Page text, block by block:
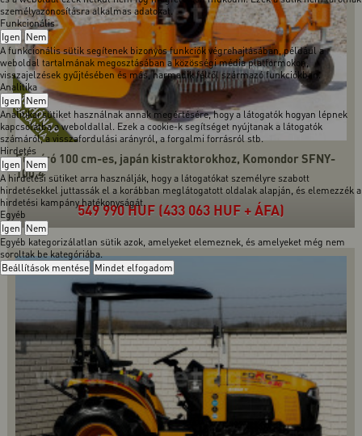
személyazonosításra alkalmas adatokat.
Funkcionális
Igen Nem
A funkcionális sütik segítenek bizonyos funkciók végrehajtásában, például a
weboldal tartalmának megosztásában a közösségi média platformokon,
visszajelzések gyűjtésében és más, harmadik féltől származó funkciókban.
Analitika
Igen Nem
Analitikai sütiket használnak annak megértésére, hogy a látogatók hogyan lépnek
kapcsolatba a weboldallal. Ezek a cookie-k segítséget nyújtanak a látogatók
számáról, a visszafordulási arányról, a forgalmi forrásról stb.
Hirdetés
Igen Nem
A hirdetési sütiket arra használják, hogy a látogatókat személyre szabott
hirdetésekkel juttassák el a korábban meglátogatott oldalak alapján, és elemezzék a
hirdetési kampány hatékonyságát.
Egyéb
Igen Nem
Egyéb kategorizálatlan sütik azok, amelyeket elemeznek, és amelyeket még nem
soroltak be kategóriába.
Beállítások mentése Mindet elfogadom
Fűnyíró 100 cm-es, japán kistraktorokhoz, Komondor SFNY-
100.4
549 990 HUF (433 063 HUF + ÁFA)